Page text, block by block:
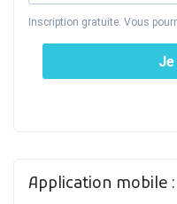
Inscription gratuite. Vous
Application mobile :